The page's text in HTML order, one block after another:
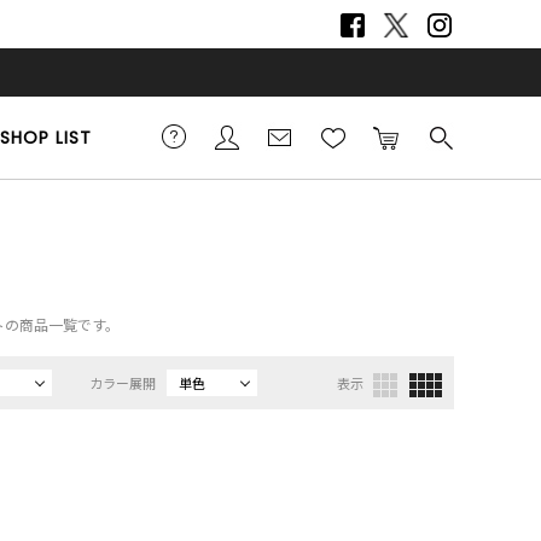
SHOP LIST
商品一覧です。
カラー展開 単色 表示